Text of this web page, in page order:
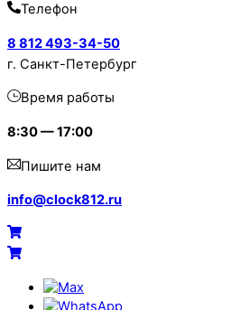
Телефон
8 812 493-34-50
г. Санкт-Петербург
Время работы
8:30 — 17:00
Пишите нам
info@clock812.ru
Menu
Cart
Cart